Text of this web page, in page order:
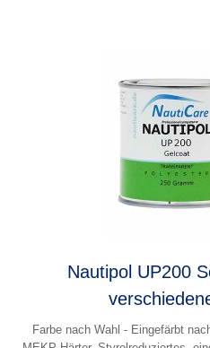
NEU
Nautipol UP200
Farbe nach Wahl - Eingefärbt